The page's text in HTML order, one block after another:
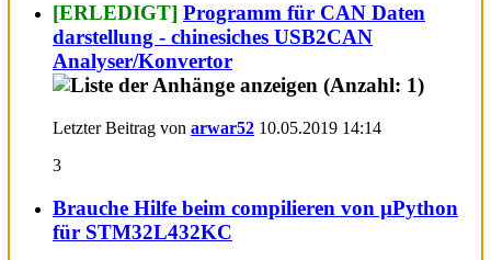
[ERLEDIGT] Programm für CAN Daten
darstellung - chinesiches USB2CAN
Analyser/Konvertor
Letzter Beitrag von arwar52 10.05.2019 14:14
3
Brauche Hilfe beim compilieren von µPython
für STM32L432KC